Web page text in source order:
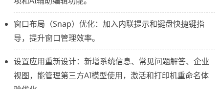
窗口布局（Snap）优化：加入内联提示和键盘快捷键指
导，提升窗口管理效率。
设置应用重新设计：新增系统信息、常见问题解答、企业
视图，能管理第三方AI模型使用，激活和打印机重命名体